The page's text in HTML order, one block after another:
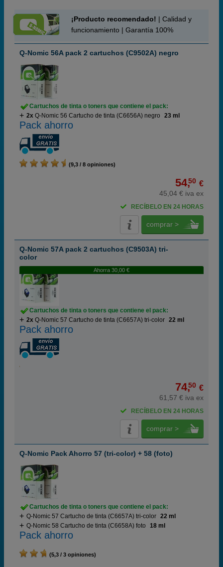
¡Producto recomendado! | Calidad y
funcionamiento | Garantía 100%
Q-Nomic 56A pack 2 cartuchos (C9502A) negro
Cartuchos de tinta o toners que contiene el pack:
2x Q-Nomic 56 Cartucho de tinta (C6656A) negro 23 ml
Pack ahorro
(9,3 / 8 opiniones)
54,50 €
45,04 € iva ex
RECÍBELO EN 24 HORAS
comprar >
Q-Nomic 57A pack 2 cartuchos (C9503A) tri-
color
Ahorra 30,00 €
Cartuchos de tinta o toners que contiene el pack:
2x Q-Nomic 57 Cartucho de tinta (C6657A) tri-color 22 ml
Pack ahorro
74,50 €
61,57 € iva ex
RECÍBELO EN 24 HORAS
comprar >
Q-Nomic Pack Ahorro 57 (tri-color) + 58 (foto)
Cartuchos de tinta o toners que contiene el pack:
Q-Nomic 57 Cartucho de tinta (C6657A) tri-color 22 ml
Q-Nomic 58 Cartucho de tinta (C6658A) foto
18 ml
Pack ahorro
(5,3 / 3 opiniones)